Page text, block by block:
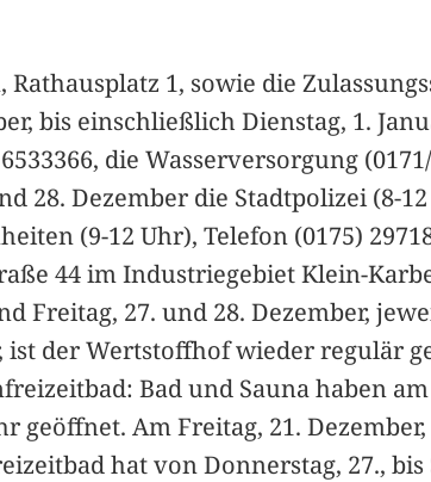
1, sowie die
bis einschließlich Dienstag, 1.
die Wasserversorgung
28. Dezember die Stadtpolizei (8-
(9-12 Uhr), Telefon (0175)
44 im Industriegebiet Klein-
27. und 28. Dezember,
ist der Wertstoffhof wieder regulär
Bad und Sauna haben
geöffnet. Am Freitag, 21.
hat von Donnerstag, 27.,